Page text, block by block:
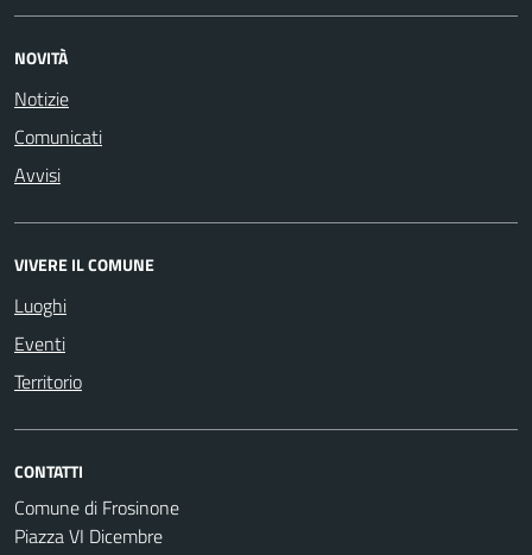
NOVITÀ
Notizie
Comunicati
Avvisi
VIVERE IL COMUNE
Luoghi
Eventi
Territorio
CONTATTI
Comune di Frosinone
Piazza VI Dicembre